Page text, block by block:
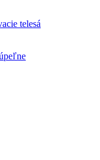
telesá